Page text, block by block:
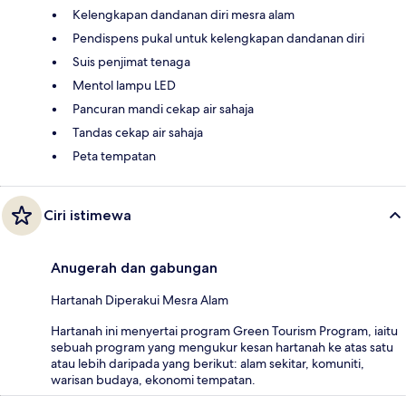
Kelengkapan dandanan diri mesra alam
Pendispens pukal untuk kelengkapan dandanan diri
Suis penjimat tenaga
Mentol lampu LED
Pancuran mandi cekap air sahaja
Tandas cekap air sahaja
Peta tempatan
Ciri istimewa
Anugerah dan gabungan
Hartanah Diperakui Mesra Alam
Hartanah ini menyertai program Green Tourism Program, iaitu
sebuah program yang mengukur kesan hartanah ke atas satu
atau lebih daripada yang berikut: alam sekitar, komuniti,
warisan budaya, ekonomi tempatan.